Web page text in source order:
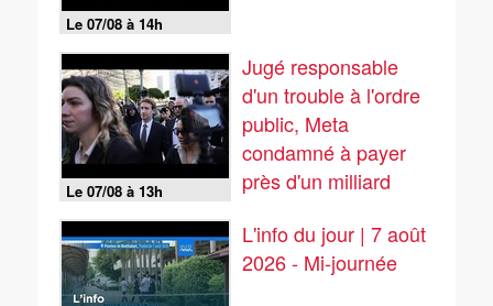
Le 07/08 à 14h
Le 07/08 à 13h
Jugé responsable
d'un trouble à l'ordre
public, Meta
condamné à payer
près d'un milliard
L'info du jour | 7 août
2026 - Mi-journée